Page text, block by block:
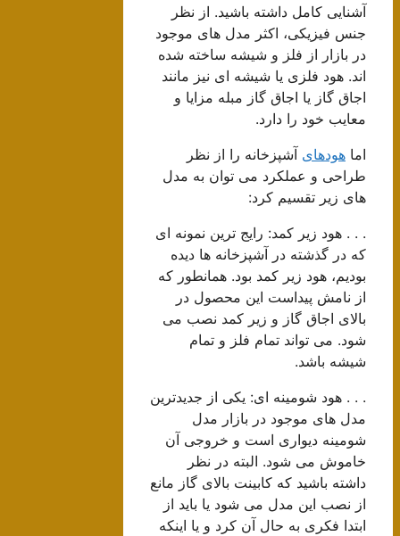
آشنایی کامل داشته باشید. از نظر
جنس فیزیکی، اکثر مدل های موجود
در بازار از فلز و شیشه ساخته شده
اند. هود فلزی یا شیشه ای نیز مانند
اجاق گاز یا اجاق گاز مبله مزایا و
معایب خود را دارد.
اماهودهایآشپزخانه را از نظر
طراحی و عملکرد می توان به مدل
های زیر تقسیم کرد:
. . . هود زیر کمد: رایج ترین نمونه ای
که در گذشته در آشپزخانه ها دیده
بودیم، هود زیر کمد بود. همانطور که
از نامش پیداست این محصول در
بالای اجاق گاز و زیر کمد نصب می
شود. می تواند تمام فلز و تمام
شیشه باشد.
. . . هود شومینه ای: یکی از جدیدترین
مدل های موجود در بازار مدل
شومینه دیواری است و خروجی آن
خاموش می شود. البته در نظر
داشته باشید که کابینت بالای گاز مانع
از نصب این مدل می شود یا باید از
ابتدا فکری به حال آن کرد و یا اینکه